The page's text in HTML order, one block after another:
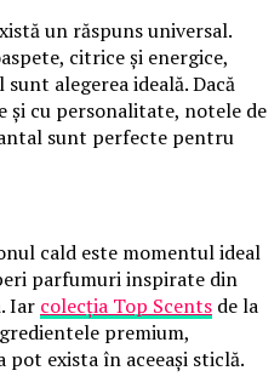
un răspuns universal.
citrice și energice,
alegerea ideală. Dacă
și cu personalitate, notele de
sunt perfecte pentru
cald este momentul ideal
parfumuri inspirate din
Iar colecția Top Scents de la
premium,
exista în aceeași sticlă.